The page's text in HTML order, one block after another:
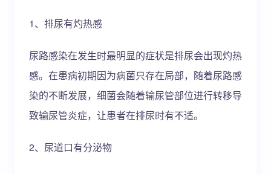
1、排尿有灼热感
尿路感染在发生时最明显的症状是排尿会出现灼热
感。在患病初期因为病菌只存在局部，随着尿路感
染的不断发展，细菌会随着输尿管部位进行转移导
致输尿管炎症，让患者在排尿时有不适。
2、尿道口有分泌物